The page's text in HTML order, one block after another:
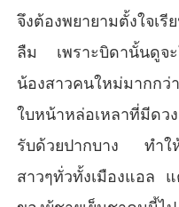
จึงต้องพยายามตั้งใจเ
ลืม เพราะบิดานั้นดูจะ
น้องสาวคนใหม่มากกว่
ใบหน้าหล่อเหลาที่มีดว
รับด้วยปากบาง ทำใ
สาวๆทั่วทั้งเมืองแอล